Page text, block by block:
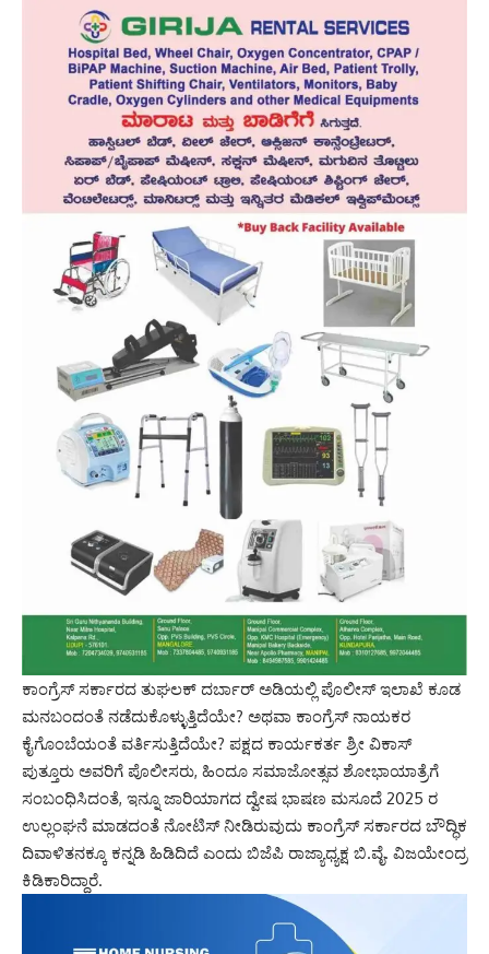
ಕಾಂಗ್ರೆಸ್ ಸರ್ಕಾರದ ತುಘಲಕ್ ದರ್ಬಾರ್ ಅಡಿಯಲ್ಲಿ ಪೊಲೀಸ್ ಇಲಾಖೆ ಕೂಡ
ಮನಬಂದಂತೆ ನಡೆದುಕೊಳ್ಳುತ್ತಿದೆಯೇ? ಅಥವಾ ಕಾಂಗ್ರೆಸ್ ನಾಯಕರ
ಕೈಗೊಂಬೆಯಂತೆ ವರ್ತಿಸುತ್ತಿದೆಯೇ? ಪಕ್ಷದ ಕಾರ್ಯಕರ್ತ ಶ್ರೀ ವಿಕಾಸ್
ಪುತ್ತೂರು ಅವರಿಗೆ ಪೊಲೀಸರು, ಹಿಂದೂ ಸಮಾಜೋತ್ಸವ ಶೋಭಾಯಾತ್ರೆಗೆ
ಸಂಬಂಧಿಸಿದಂತೆ, ಇನ್ನೂ ಜಾರಿಯಾಗದ ದ್ವೇಷ ಭಾಷಣ ಮಸೂದೆ 2025 ರ
ಉಲ್ಲಂಘನೆ ಮಾಡದಂತೆ ನೋಟಿಸ್ ನೀಡಿರುವುದು ಕಾಂಗ್ರೆಸ್ ಸರ್ಕಾರದ ಬೌದ್ಧಿಕ
ದಿವಾಳಿತನಕ್ಕೂ ಕನ್ನಡಿ ಹಿಡಿದಿದೆ ಎಂದು ಬಿಜೆಪಿ ರಾಜ್ಯಾಧ್ಯಕ್ಷ ಬಿ.ವೈ. ವಿಜಯೇಂದ್ರ
ಕಿಡಿಕಾರಿದ್ದಾರೆ.